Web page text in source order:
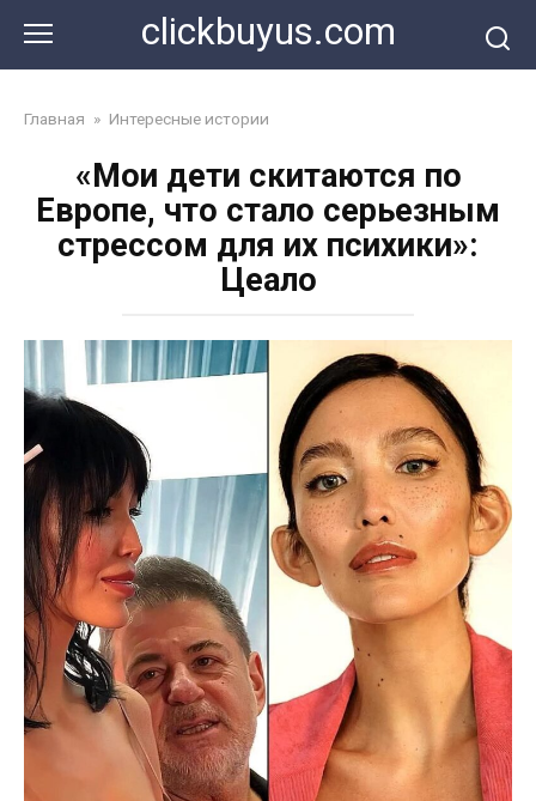
контенту
clickbuyus.com
Главная » Интересные истории
«Мои дети скитаются по
Европе, что стало серьезным
стрессом для их психики»:
Цеало